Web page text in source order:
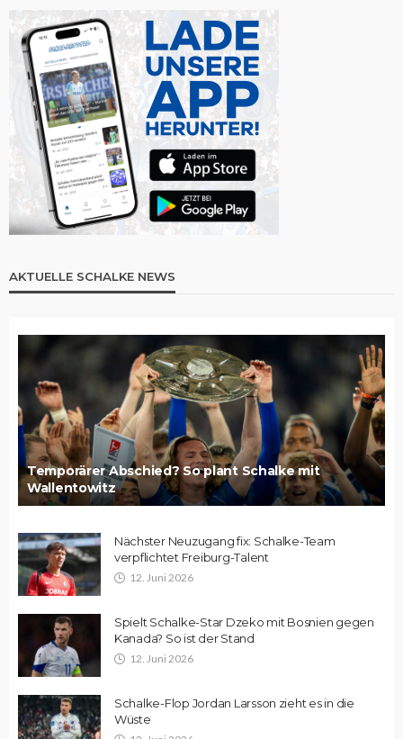
AKTUELLE SCHALKE NEWS
Temporärer Abschied? So plant Schalke mit
Wallentowitz
Nächster Neuzugang fix: Schalke-Team
verpflichtet Freiburg-Talent
12. Juni 2026
Spielt Schalke-Star Dzeko mit Bosnien gegen
Kanada? So ist der Stand
12. Juni 2026
Schalke-Flop Jordan Larsson zieht es in die
Wüste